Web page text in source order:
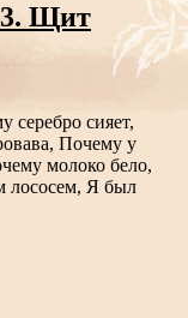
Щит
серебро сияет,
Почему у
молоко бело,
лососем, Я был